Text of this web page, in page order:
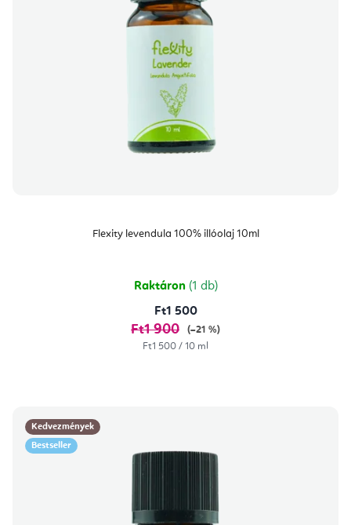
Flexity levendula 100% illóolaj 10ml
Raktáron (1 db)
Ft1 500
Ft1 900
(–21 %)
Egységár:
Ft1 500 / 10 ml
Kedvezmények
Bestseller